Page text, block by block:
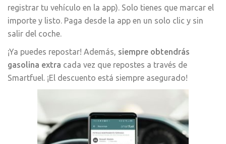
registrar tu vehículo en la app). Solo tienes que marcar el
importe y listo. Paga desde la app en un solo clic y sin
salir del coche.
¡Ya puedes repostar! Además, siempre obtendrás
gasolina extra cada vez que repostes a través de
Smartfuel. ¡El descuento está siempre asegurado!